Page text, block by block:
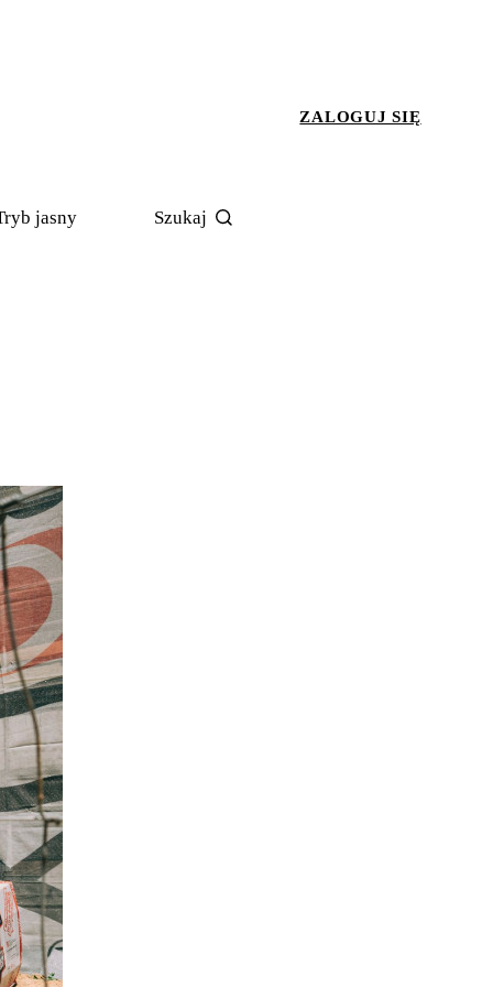
ZALOGUJ SIĘ
jasny Szukaj